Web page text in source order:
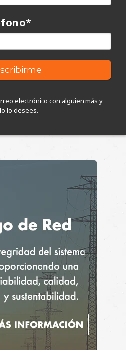
*
electrónico con alguien más y
lo desees.